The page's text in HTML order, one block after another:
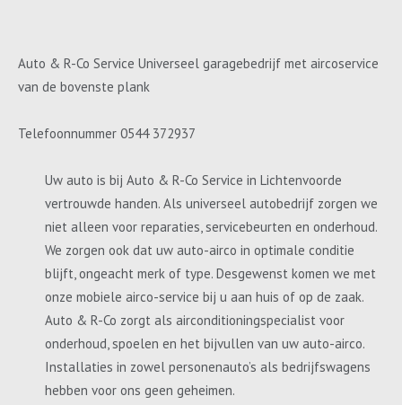
Auto & R-Co Service Universeel garagebedrijf met aircoservice
van de bovenste plank
Telefoonnummer 0544 372937
Uw auto is bij Auto & R-Co Service in Lichtenvoorde
vertrouwde handen. Als universeel autobedrijf zorgen we
niet alleen voor reparaties, servicebeurten en onderhoud.
We zorgen ook dat uw auto-airco in optimale conditie
blijft, ongeacht merk of type. Desgewenst komen we met
onze mobiele airco-service bij u aan huis of op de zaak.
Auto & R-Co zorgt als airconditioningspecialist voor
onderhoud, spoelen en het bijvullen van uw auto-airco.
Installaties in zowel personenauto’s als bedrijfswagens
hebben voor ons geen geheimen.